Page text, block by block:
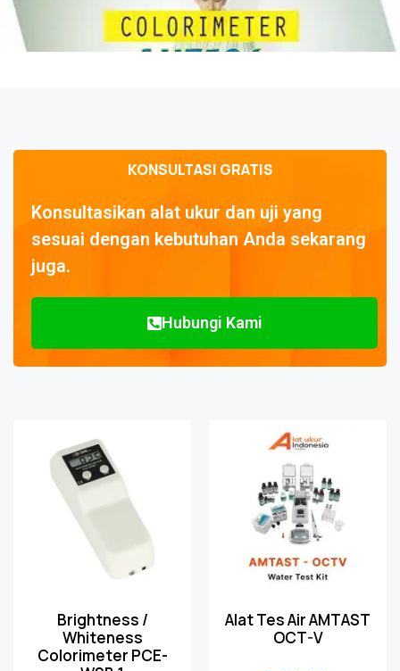
KONSULTASI GRATIS
Konsultasikan alat ukur dan uji yang
sesuai dengan kebutuhan Anda sekarang
juga.
Hubungi Kami
Brightness /
Whiteness
Colorimeter PCE-
Alat Tes Air AMTAST
OCT-V